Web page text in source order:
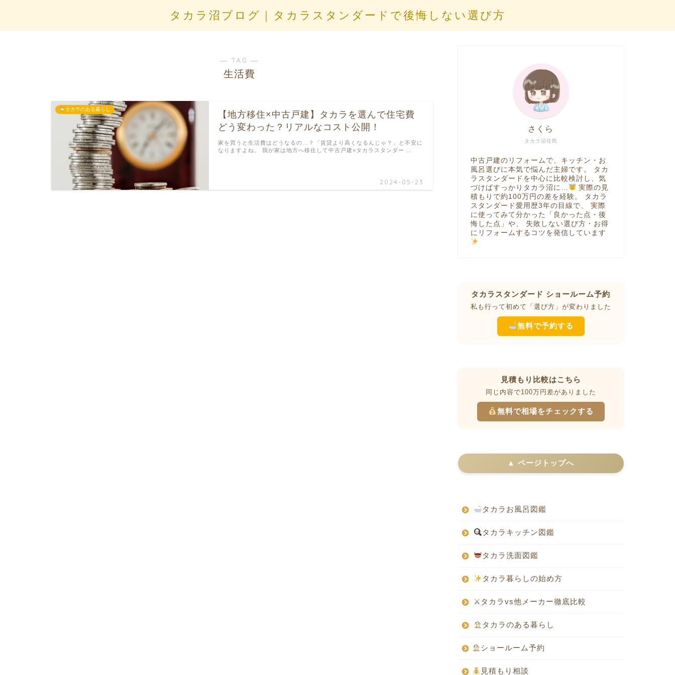
タカラ沼ブログ｜タカラスタンダードで後悔しない選び方
― TAG ―
生活費
タカラのある暮らし
【地方移住×中古戸建】タカラを選んで住宅費
どう変わった？リアルなコスト公開！
2024-05-23
家を買うと生活費はどうなるの…？「賃貸より高くなるんじゃ？」と不安に
なりますよね。 我が家は地方へ移住して中古戸建×タカラスタンダー …
タカラ沼住民
さくら
中古戸建のリフォームで、キッチン・お
風呂選びに本気で悩んだ主婦です。 タカ
ラスタンダードを中心に比較検討し、気
づけばすっかりタカラ沼に…
実際の見
積もりで約100万円の差を経験。 タカラ
スタンダード愛用歴3年の目線で、 実際
に使ってみて分かった「良かった点・後
悔した点」や、 失敗しない選び方・お得
にリフォームするコツを発信しています
タカラスタンダード ショールーム予約
私も行って初めて「選び方」が変わりました
無料で予約する
見積もり比較はこちら
同じ内容で100万円差がありました
無料で相場をチェックする
▲ ページトップへ
タカラお風呂図鑑
タカラキッチン図鑑
タカラ洗面図鑑
タカラ暮らしの始め方
⚔タカラvs他メーカー徹底比較
タカラのある暮らし
ショールーム予約
見積もり相談